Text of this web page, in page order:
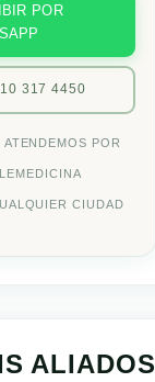
POR
317 4450
ATENDEMOS POR
CIUDAD
ALIADOS